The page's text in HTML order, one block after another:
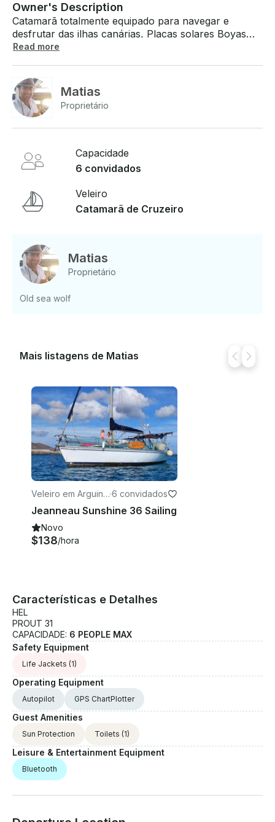
Owner's Description
Catamarã totalmente equipado para navegar e
desfrutar das ilhas canárias. Placas solares Boyas
Cañas de pesca Piloto automático Genoa Viagens de
Read more
Matias
Proprietário
Capacidade
6 convidados
Veleiro
Catamarã de Cruzeiro
Matias
Proprietário
Old sea wolf
Mais listagens de Matias
Veleiro em Arguine
guín
·6 convidados
Jeanneau Sunshine 36 Sailing
Novo
$138/hora
Características e Detalhes
HEL
PROUT 31
CAPACIDADE: 6 PEOPLE MAX
Safety Equipment
Life Jackets (1)
Operating Equipment
Autopilot GPS ChartPlotter
Guest Amenities
Sun Protection Toilets (1)
Leisure & Entertainment Equipment
Bluetooth